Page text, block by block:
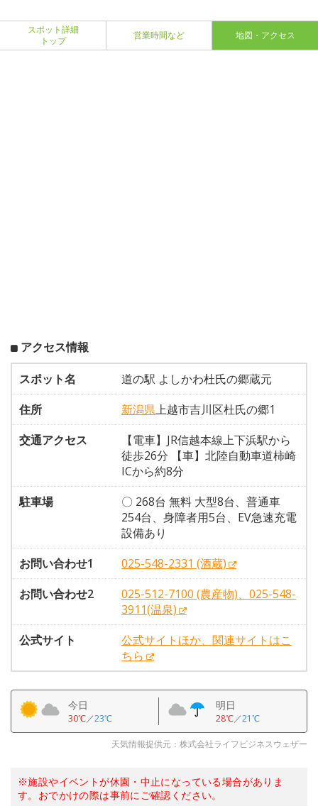
スポット詳細
トップ
営業時間など 地図・アクセス
アクセス情報
スポット名
道の駅 よしかわ杜氏の郷蔵元
住所
新潟県上越市吉川区杜氏の郷1
交通アクセス
【電車】JR信越本線上下浜駅から
徒歩26分 【車】北陸自動車道柿崎
ICから約8分
駐車場
〇 268台 無料 大型8台、普通車
254台、身障者用5台、EV急速充電
設備あり
お問い合わせ1
025-548-2331 (酒蔵)
お問い合わせ2
025-512-7100 (農産物)、025-548-
3911(温泉)
公式サイト
公式サイトほか、関連サイトはこ
ちら
今日
30℃／23℃
明日
28℃／21℃
天気情報提供元：株式会社ライフビジネスウェザー
※施設やイベントが休園・中止になっている場合がありま
す。おでかけの際は事前にご確認ください。